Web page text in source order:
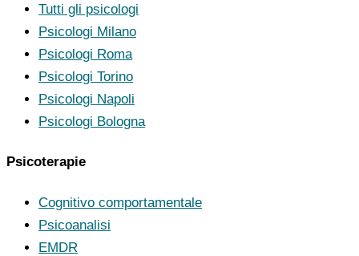
Tutti gli psicologi
Psicologi Milano
Psicologi Roma
Psicologi Torino
Psicologi Napoli
Psicologi Bologna
Psicoterapie
Cognitivo comportamentale
Psicoanalisi
EMDR